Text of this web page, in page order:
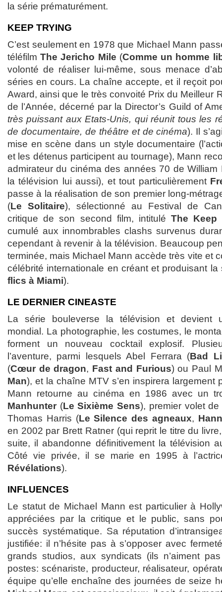
la série prématurément.
KEEP TRYING
C’est seulement en 1978 que Michael Mann
téléfilmThe Jericho Mile (Comme un homme
volonté de réaliser lui-même, sous menace
séries en cours. La chaîne accepte, et il reçoit
Award, ainsi que le très convoité Prix du Meilleur
de l’Année, décerné par la Director’s Guild of
très puissant aux Etats-Unis, qui réunit tous les
de documentaire, de théâtre et de cinéma). Il
mise en scène dans un style documentaire
et les détenus participent au tournage), Mann
admirateur du cinéma des années 70 de
la télévision lui aussi), et tout particulièrement
passe à la réalisation de son premier long-
(Le Solitaire), sélectionné au Festival de
critique de son second film, intituléThe Keep
cumulé aux innombrables clashs survenus
cependant à revenir à la télévision. Beaucoup
terminée, mais Michael Mann accède très vite et
célébrité internationale en créant et produisant
flics à Miami).
LE DERNIER CINEASTE
La série bouleverse la télévision et devient
mondial. La photographie, les costumes, le
forment un nouveau cocktail explosif.
l’aventure, parmi lesquels Abel Ferrara (Bad
(Cœur de dragon, Fast and Furious) ou Paul
Man), et la chaîne MTV s’en inspirera largement
Mann retourne au cinéma en 1986 avec un
Manhunter (Le Sixième Sens), premier volet
Thomas Harris (Le Silence des agneaux,
en 2002 par Brett Ratner (qui reprit le titre du
suite, il abandonne définitivement la télévision
Côté vie privée, il se marie en 1995 à
Révélations).
INFLUENCES
Le statut de Michael Mann est particulier à
appréciées par la critique et le public, sans
succès systématique. Sa réputation
justifiée: il n’hésite pas à s’opposer avec
grands studios, aux syndicats (ils n’aiment
postes: scénariste, producteur, réalisateur,
équipe qu’elle enchaîne des journées de seize